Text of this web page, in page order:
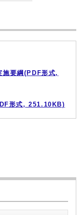
施要綱(PDF形式,
形式, 251.10KB)